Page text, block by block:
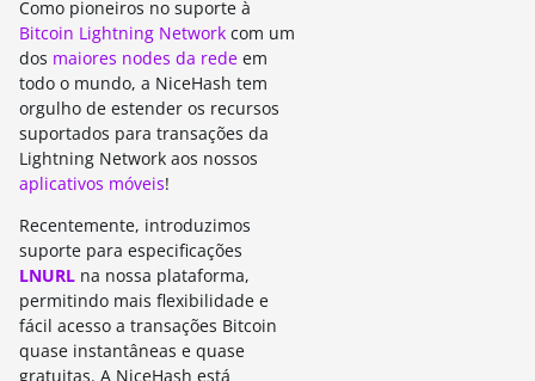
Como pioneiros no suporte à
Bitcoin Lightning Network com um
dos maiores nodes da rede em
todo o mundo, a NiceHash tem
orgulho de estender os recursos
suportados para transações da
Lightning Network aos nossos
aplicativos móveis!
Recentemente, introduzimos
suporte para especificações
LNURL na nossa plataforma,
permitindo mais flexibilidade e
fácil acesso a transações Bitcoin
quase instantâneas e quase
gratuitas. A NiceHash está